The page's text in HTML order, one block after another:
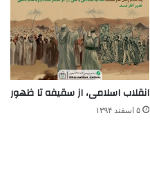
انقلاب اسلامی، از سقیفه تا ظهور
۵ اسفند ۱۳۹۴